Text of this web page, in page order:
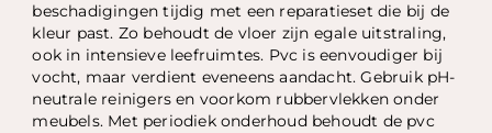
beschadigingen tijdig met een reparatieset die bij de
kleur past. Zo behoudt de vloer zijn egale uitstraling,
ook in intensieve leefruimtes. Pvc is eenvoudiger bij
vocht, maar verdient eveneens aandacht. Gebruik pH-
neutrale reinigers en voorkom rubbervlekken onder
meubels. Met periodiek onderhoud behoudt de pvc